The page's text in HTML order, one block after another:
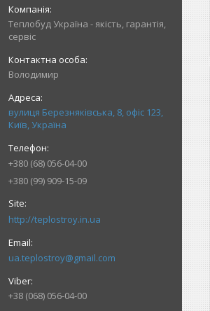
Теплобуд Україна - якість, гарантія,
сервіс
Володимир
вулиця Березняківська, 8, офіс 123,
Київ, Україна
+380 (68) 056-04-00
+380 (99) 909-15-09
http://teplostroy.in.ua
ua.teplostroy@gmail.com
+38 (068) 056-04-00